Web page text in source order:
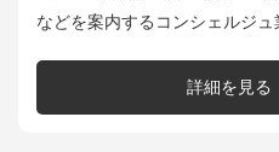
などを案内するコンシェルジ
詳細を見る